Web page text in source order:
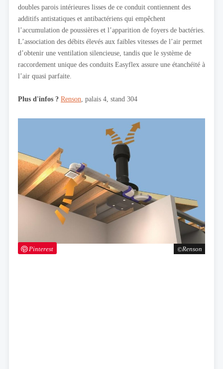
Renson
Pinterest
doubles parois intérieures lisses de ce conduit contiennent des
additifs antistatiques et antibactériens qui empêchent
l’accumulation de poussières et l’apparition de foyers de bactéries.
L’association des débits élevés aux faibles vitesses de l’air permet
d’obtenir une ventilation silencieuse, tandis que le système de
raccordement unique des conduits Easyflex assure une étanchéité à
l’air quasi parfaite.
Plus d'infos ? Renson , palais 4, stand 304